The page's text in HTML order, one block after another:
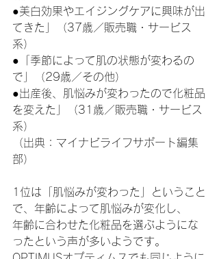
●美白効果やエイジングケアに興味が出
てきた」（37歳／販売職・サービス
系）
●「季節によって肌の状態が変わるの
で」（29歳／その他）
●出産後、肌悩みが変わったので化粧品
を変えた」（31歳／販売職・サービス
系）
（出典：マイナビライフサポート編集
部）
1位は「肌悩みが変わった」ということ
で、年齢によって肌悩みが変化し、
年齢に合わせた化粧品を選ぶようにな
ったという声が多いようです。